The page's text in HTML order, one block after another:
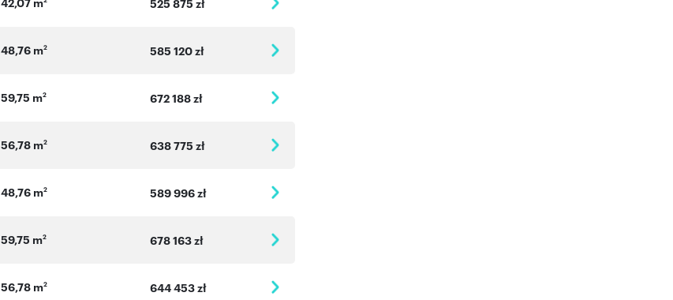
48,76 m2 585 120 zł
59,75 m2 672 188 zł
56,78 m2 638 775 zł
48,76 m2 589 996 zł
59,75 m2 678 163 zł
56,78 m2 644 453 zł